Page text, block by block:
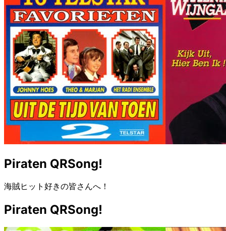
Piraten QRSong!
海賊ヒット好きの皆さんへ！
Piraten QRSong!